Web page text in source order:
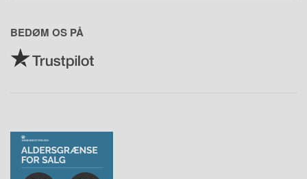
BEDØM OS PÅ